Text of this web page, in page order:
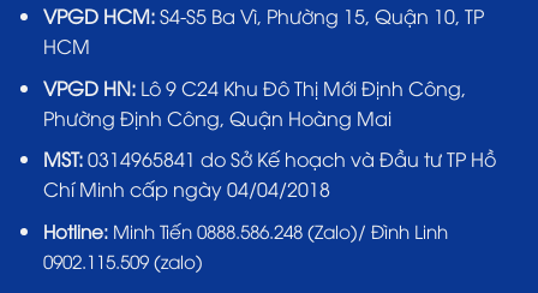
VPGD HCM:S4-S5 Ba Vì, Phường 15, Quận 10, TP
HCM
VPGD HN:Lô 9 C24 Khu Đô Thị Mới Định Công,
Phường Định Công, Quận Hoàng Mai
MST:0314965841 do Sở Kế hoạch và Đầu tư TP Hồ
Chí Minh cấp ngày 04/04/2018
Hotline: Minh Tiến 0888.586.248 (Zalo)/ Đình Linh
0902.115.509 (zalo)